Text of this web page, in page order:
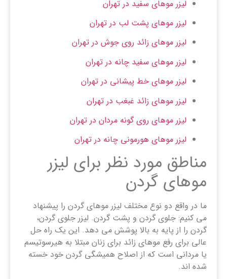
لیزر موهای سفید در تهران
لیزر موهای پشت لب در تهران
لیزر موهای زائد روی جوش در تهران
لیزر موهای سفید چانه در تهران
لیزر موهای خط پیشانی در تهران
لیزر موهای زائد غبغب در تهران
لیزر موهای روی گونه مردان در تهران
لیزر موهای هورمونی چانه در تهران
مناطق مورد نظر برای لیزر
موهای گردن
ما در واقع دو نوع مختلف لیزر موهای گردن را پیشنهاد
می کنیم: جلوی گردن و پشت گردن. لیزر جلوی گردن،
گردن را از پایه به بالا پوشش می دهد. این یک راه حل
عالی برای رفع موهای زائد برای زنان مبتلا به هیرسوتیسم
یا مردانی است که از اصلاح همیشگی گردن خود خسته
شده اند.